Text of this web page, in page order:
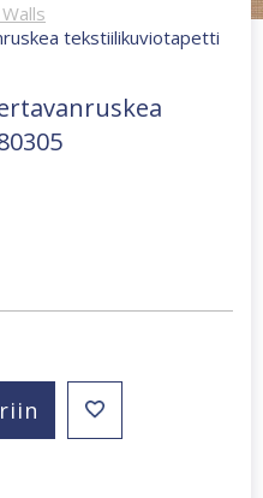
tekstiilikuviotapetti